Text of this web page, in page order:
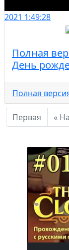
2021 1:49:28
Полная
День
Полная
Первая «